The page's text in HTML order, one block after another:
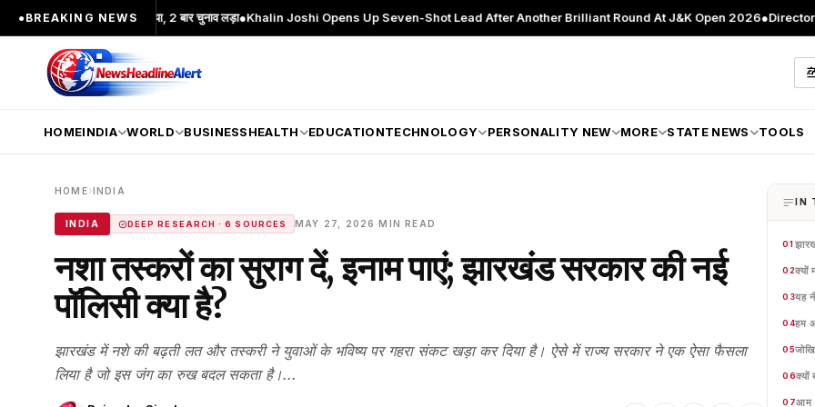
●BREAKING NEWS
2 बार MA किया, 2 बार चुनाव लड़ा ●Khalin Joshi Opens Up Seven-Shot Lead After Another Brilliant Round At J&K Open 2026●Director Patient
HOMEINDIA WORLD BUSINESSHEALTH EDUCATIONTECHNOLOGY PERSONALITY NEW MORE STATE NEWS TOOLS
HOME›INDIA
INDIA DEEP RESEARCH · 6 SOURCES MAY 27, 2026 ·MIN READ
नशा तस्करों का सुराग दें, इनाम पाएं; झारखंड सरकार की नई
पॉलिसी क्या है?
झारखंड में नशे की बढ़ती लत और तस्करी ने युवाओं के भविष्य पर गहरा संकट खड़ा कर दिया है। ऐसे में राज्य सरकार ने एक ऐसा फैसला
लिया है जो इस जंग का रुख बदल सकता है।...
IN
01
02क्यों
03यह
04हम
05
06क्यों
07आम